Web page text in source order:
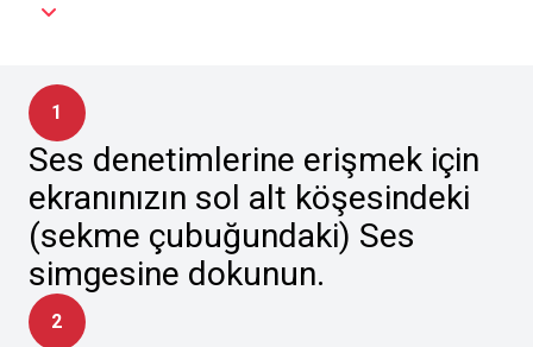
1
Ses denetimlerine erişmek için
ekranınızın sol alt köşesindeki
(sekme çubuğundaki) Ses
simgesine dokunun.
2